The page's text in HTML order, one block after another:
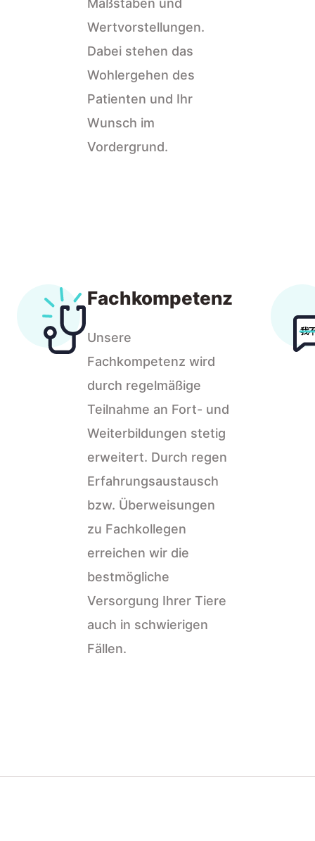
Wertvorstellungen.
Dabei stehen das
Wohlergehen des
Patienten und Ihr
Wunsch im
Vordergrund.
Fachkompetenz
Unsere
Fachkompetenz wird
durch regelmäßige
Teilnahme an Fort- und
Weiterbildungen stetig
erweitert. Durch regen
Erfahrungsaustausch
bzw. Überweisungen
zu Fachkollegen
erreichen wir die
bestmögliche
Versorgung Ihrer Tiere
auch in schwierigen
Fällen.